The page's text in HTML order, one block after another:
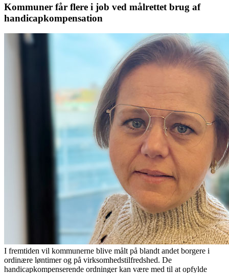
Kommuner får flere i job ved målrettet brug af
handicapkompensation
I fremtiden vil kommunerne blive målt på blandt andet borgere i
ordinære løntimer og på virksomhedstilfredshed. De
handicapkompenserende ordninger kan være med til at opfylde